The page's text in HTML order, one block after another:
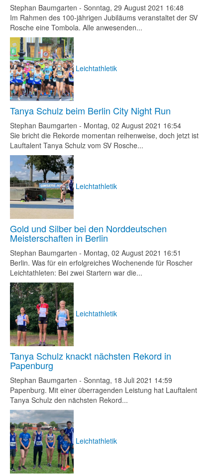
Stephan Baumgarten - Sonntag, 29 August 2021 16:48
Im Rahmen des 100-jährigen Jubiläums veranstaltet der SV
Rosche eine Tombola. Alle anwesenden...
Leichtathletik
Tanya Schulz beim Berlin City Night Run
Stephan Baumgarten - Montag, 02 August 2021 16:54
Sie bricht die Rekorde momentan reihenweise, doch jetzt ist
Lauftalent Tanya Schulz vom SV Rosche...
Leichtathletik
Gold und Silber bei den Norddeutschen
Meisterschaften in Berlin
Stephan Baumgarten - Montag, 02 August 2021 16:51
Berlin. Was für ein erfolgreiches Wochenende für Roscher
Leichtathleten: Bei zwei Startern war die...
Leichtathletik
Tanya Schulz knackt nächsten Rekord in
Papenburg
Stephan Baumgarten - Sonntag, 18 Juli 2021 14:59
Papenburg. Mit einer überragenden Leistung hat Lauftalent
Tanya Schulz den nächsten Rekord...
Leichtathletik